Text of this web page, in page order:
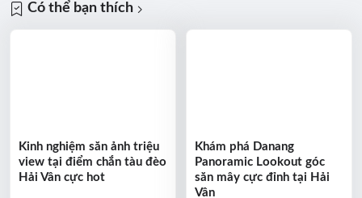
Có thể bạn thích
Kinh nghiệm săn ảnh triệu
view tại điểm chắn tàu đèo
Hải Vân cực hot
Khám phá Danang
Panoramic Lookout góc
săn mây cực đỉnh tại Hải
Vân